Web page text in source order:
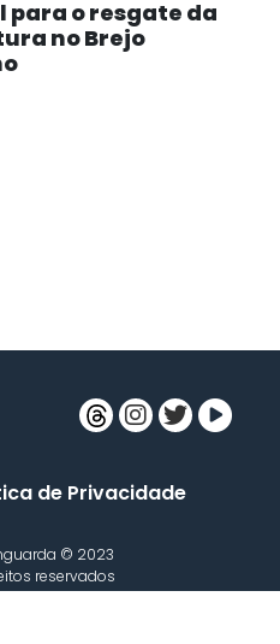
para o resgate da
no Brejo
de Privacidade
© 2023
reservados